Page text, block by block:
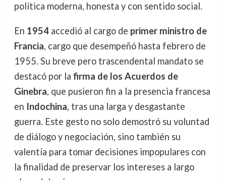
política moderna, honesta y con sentido social.
En 1954accedió al cargo de primer ministro de
Francia, cargo que desempeñó hasta febrero de
1955. Su breve pero trascendental mandato se
destacó por la firma de los Acuerdos de
Ginebra, que pusieron fin a la presencia francesa
en Indochina, tras una larga y desgastante
guerra. Este gesto no solo demostró su voluntad
de diálogo y negociación, sino también su
valentía para tomar decisiones impopulares con
la finalidad de preservar los intereses a largo